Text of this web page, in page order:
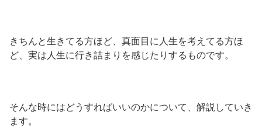
きちんと生きてる方ほど、真面目に人生を考えてる方ほ
ど、実は人生に行き詰まりを感じたりするものです。
そんな時にはどうすればいいのかについて、解説していき
ます。